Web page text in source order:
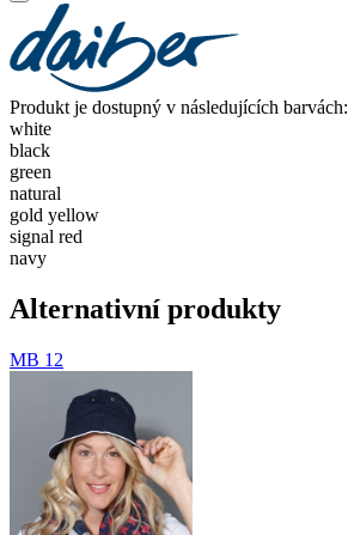
Produkt je dostupný v následujících barvách:
white
black
green
natural
gold yellow
signal red
navy
Alternativní produkty
MB 12